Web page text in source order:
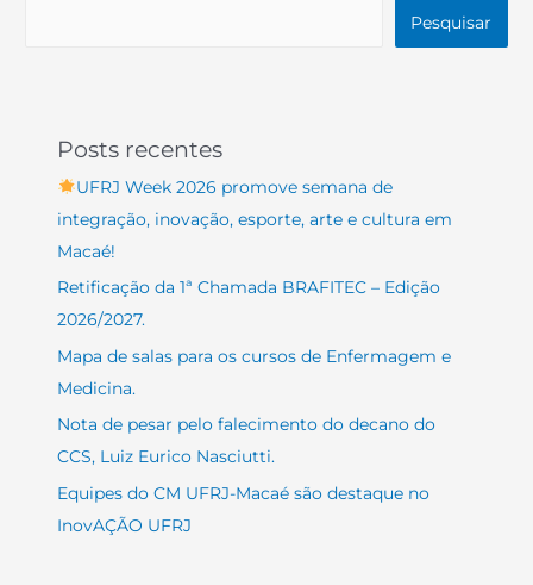
Pesquisar
Posts recentes
UFRJ Week 2026 promove semana de
integração, inovação, esporte, arte e cultura em
Macaé!
Retificação da 1ª Chamada BRAFITEC – Edição
2026/2027.
Mapa de salas para os cursos de Enfermagem e
Medicina.
Nota de pesar pelo falecimento do decano do
CCS, Luiz Eurico Nasciutti.
Equipes do CM UFRJ-Macaé são destaque no
InovAÇÃO UFRJ